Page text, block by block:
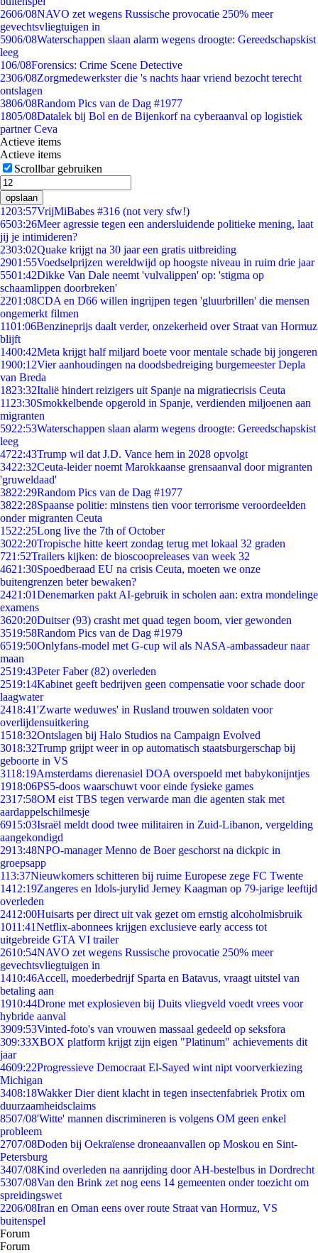
2606/08NAVO zet wegens Russische provocatie 250% meer
gevechtsvliegtuigen in
5906/08Waterschappen slaan alarm wegens droogte: Gereedschapskist
leeg
106/08Forensics: Crime Scene Detective
2306/08Zorgmedewerkster die 's nachts haar vriend bezocht terecht
ontslagen
3806/08Random Pics van de Dag #1977
1805/08Datalek bij Bol en de Bijenkorf na cyberaanval op logistiek
partner Ceva
Actieve items
Actieve items
Scrollbar gebruiken
opslaan
1203:57VrijMiBabes #316 (not very sfw!)
6503:26Meer agressie tegen een andersluidende politieke mening, laat
jij je intimideren?
2303:02Quake krijgt na 30 jaar een gratis uitbreiding
2901:55Voedselprijzen wereldwijd op hoogste niveau in ruim drie jaar
5501:42Dikke Van Dale neemt 'vulvalippen' op: 'stigma op
schaamlippen doorbreken'
2201:08CDA en D66 willen ingrijpen tegen 'gluurbrillen' die mensen
ongemerkt filmen
1101:06Benzineprijs daalt verder, onzekerheid over Straat van Hormuz
blijft
1400:42Meta krijgt half miljard boete voor mentale schade bij jongeren
1900:12Vier aanhoudingen na doodsbedreiging burgemeester Depla
van Breda
1823:32Italië hindert reizigers uit Spanje na migratiecrisis Ceuta
11 23:30Smokkelbende opgerold in Spanje, verdienden miljoenen aan
migranten
5922:53Waterschappen slaan alarm wegens droogte: Gereedschapskist
leeg
4722:43Trump wil dat J.D. Vance hem in 2028 opvolgt
3422:32Ceuta-leider noemt Marokkaanse grensaanval door migranten
'gruweldaad'
3822:29Random Pics van de Dag #1977
3822:28Spaanse politie: minstens tien voor terrorisme veroordeelden
onder migranten Ceuta
1522:25Long live the 7th of October
3022:20Tropische hitte keert zondag terug met lokaal 32 graden
721:52Trailers kijken: de bioscoopreleases van week 32
4621:30Spoedberaad EU na crisis Ceuta, moeten we onze
buitengrenzen beter bewaken?
2421:01Denemarken pakt AI-gebruik in scholen aan: extra mondelinge
examens
3620:20Duitser (93) crasht met quad tegen boom, vier gewonden
3519:58Random Pics van de Dag #1979
6519:50Onlyfans-model met G-cup wil als NASA-ambassadeur naar
maan
2519:43Peter Faber (82) overleden
2519:14Kabinet geeft bedrijven geen compensatie voor schade door
laagwater
2418:41'Zwarte weduwes' in Rusland trouwen soldaten voor
overlijdensuitkering
1518:32Ontslagen bij Halo Studios na Campaign Evolved
3018:32Trump grijpt weer in op automatisch staatsburgerschap bij
geboorte in VS
3118:19Amsterdams dierenasiel DOA overspoeld met babykonijntjes
1918:06PS5-doos waarschuwt voor einde fysieke games
2317:58OM eist TBS tegen verwarde man die agenten stak met
aardappelschilmesje
6915:03Israël meldt dood twee militairen in Zuid-Libanon, vergelding
aangekondigd
2913:48NPO-manager Menno de Boer geschorst na dickpic in
groepsapp
113:37Nieuwkomers schitteren bij ruime Europese zege FC Twente
1412:19Zangeres en Idols-jurylid Jerney Kaagman op 79-jarige leeftijd
overleden
2412:00Huisarts per direct uit vak gezet om ernstig alcoholmisbruik
1011:41Netflix-abonnees krijgen exclusieve early access tot
uitgebreide GTA VI trailer
2610:54NAVO zet wegens Russische provocatie 250% meer
gevechtsvliegtuigen in
1410:46Accell, moederbedrijf Sparta en Batavus, vraagt uitstel van
betaling aan
1910:44Drone met explosieven bij Duits vliegveld voedt vrees voor
hybride aanval
3909:53Vinted-foto's van vrouwen massaal gedeeld op seksfora
309:33XBOX platform krijgt zijn eigen "Platinum" achievements dit
jaar
4609:22Progressieve Democraat El-Sayed wint nipt voorverkiezing
Michigan
3408:18Wakker Dier dient klacht in tegen insectenfabriek Protix om
duurzaamheidsclaims
8507/08'Witte' mannen discrimineren is volgens OM geen enkel
probleem
2707/08Doden bij Oekraïense droneaanvallen op Moskou en Sint-
Petersburg
3407/08Kind overleden na aanrijding door AH-bestelbus in Dordrecht
5307/08Van den Brink zet nog eens 14 gemeenten onder toezicht om
spreidingswet
2206/08Iran en Oman eens over route Straat van Hormuz, VS
buitenspel
Forum
Forum